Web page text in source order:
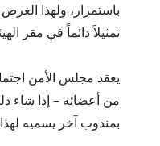
باستمرار، ولهذا
تمثيلاً دائماً في مقر
يعقد مجلس الأمن
من أعضائه – إذا شاء
بمندوب آخر يسميه